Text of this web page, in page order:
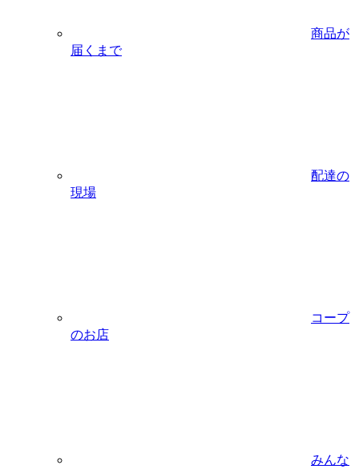
商品が
届くまで
配達の
現場
コープ
のお店
みんな